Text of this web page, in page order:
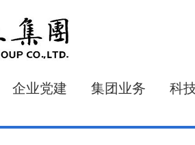
企业党建 集团业务 科